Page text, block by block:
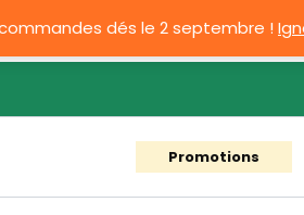
dés le 2 septembre !
Promotions